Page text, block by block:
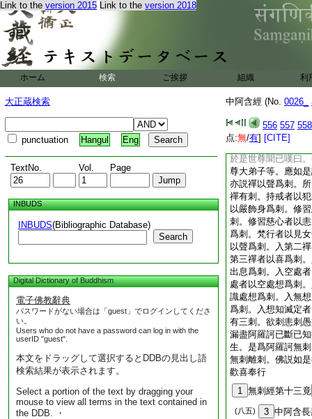
Link to the version 2015 Link to the version 2018
ホーム 検索 ご挨拶 組織 利
大正蔵検索
punctuation Hangul Eng
TextNo. Vol. Page
INBUDS
INBUDS(Bibliographic Database)
Search
Digital Dictionary of Buddhism
電子佛教辭典
パスワードがない場合は「guest」でログインしてくださ
い。
Users who do not have a password can log in with the
userID "guest".
本文をドラッグして選択するとDDBの見出し語
検索結果が表示されます。
Select a portion of the text by dragging your
mouse to view all terms in the text contained in
the DDB. ・
中阿含經 (No. 0026_
556 557 558
点:無/有] [CITE]
方便爲彼説法。勸
而住。於是衆多鞞
法勸發渇仰成就歡
佛足繞三匝而去。
爲至何許。諸比丘
大弟子等。聞諸鞞
作王威徳高聲唱傳
供養禮事。便作是
説。禪以聲爲刺。
林。在彼無亂遠離
惟。世尊。諸長老
於是世尊聞已嘆曰
尊大弟子等。應如
亦説禪以聲爲刺。
禪有刺。持戒者以
以嚴飾身爲刺。修
刺。修習慈心者以
爲刺。梵行者以見
以聲爲刺。入第二
第三禪者以喜爲刺
出息爲刺。入空處
處者以空處想爲刺
識處想爲刺。入無
爲刺。入想知滅定
有三刺。欲刺恚刺
漏盡阿羅訶已斷已
生。是爲阿羅訶無
無刺離刺。佛説如
歡喜奉行
1 無刺經第十三竟
(八五) 3 中阿含